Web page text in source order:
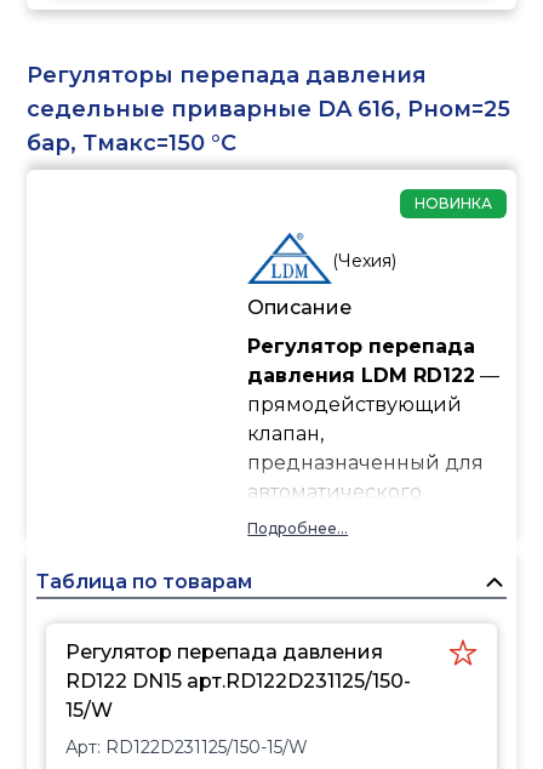
Регуляторы перепада давления
седельные приварные DA 616, Рном=25
бар, Тмакс=150 °С
НОВИНКА
(Чехия)
Описание
Регулятор перепада
давления LDM RD122 —
прямодействующий
клапан,
предназначенный для
автоматического
поддержания
давления в системах
кондиционирования.
Обеспечивает
оборудования, снижает
Подробнее...
Таблица по товарам
Регулятор перепада давления
RD122 DN15 арт.RD122D231125/150-
15/W
Арт: RD122D231125/150-15/W